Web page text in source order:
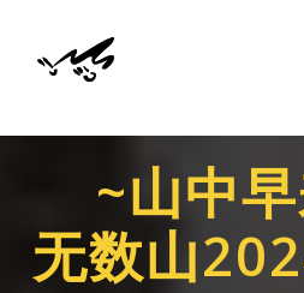
~山中
无数山